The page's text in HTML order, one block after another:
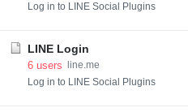
Log in to LINE Social Plugins
LINE Login
6 users
line.me
Log in to LINE Social Plugins